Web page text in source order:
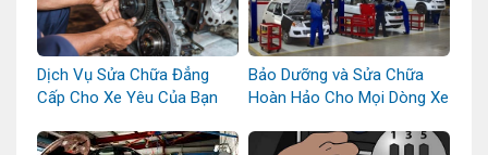
Dịch Vụ Sửa Chữa Đẳng
Cấp Cho Xe Yêu Của Bạn
Bảo Dưỡng và Sửa Chữa
Hoàn Hảo Cho Mọi Dòng Xe